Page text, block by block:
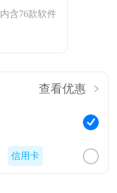
内含76款软件
查看优惠
信用卡